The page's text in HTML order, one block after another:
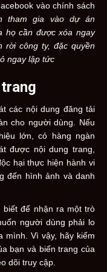
vào chính sách
tham gia vào dự án
họ cần được xóa ngay
rời công ty, đặc quyền
ngay lập tức
các nội dung đăng tải
cho người dùng. Nếu
lớn, có hàng ngàn
được nội dung trang,
hại thực hiện hành vi
đến hình ảnh và danh
biết để nhận ra một trò
người dùng phải lo
mình. Vì vậy, hãy kiểm
bạn và biến trang của
dõi truy cập.